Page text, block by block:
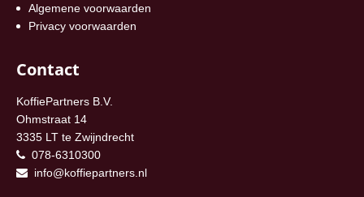
Algemene voorwaarden
Privacy voorwaarden
Contact
KoffiePartners B.V.
Ohmstraat 14
3335 LT te Zwijndrecht
078-6310300
info@koffiepartners.nl